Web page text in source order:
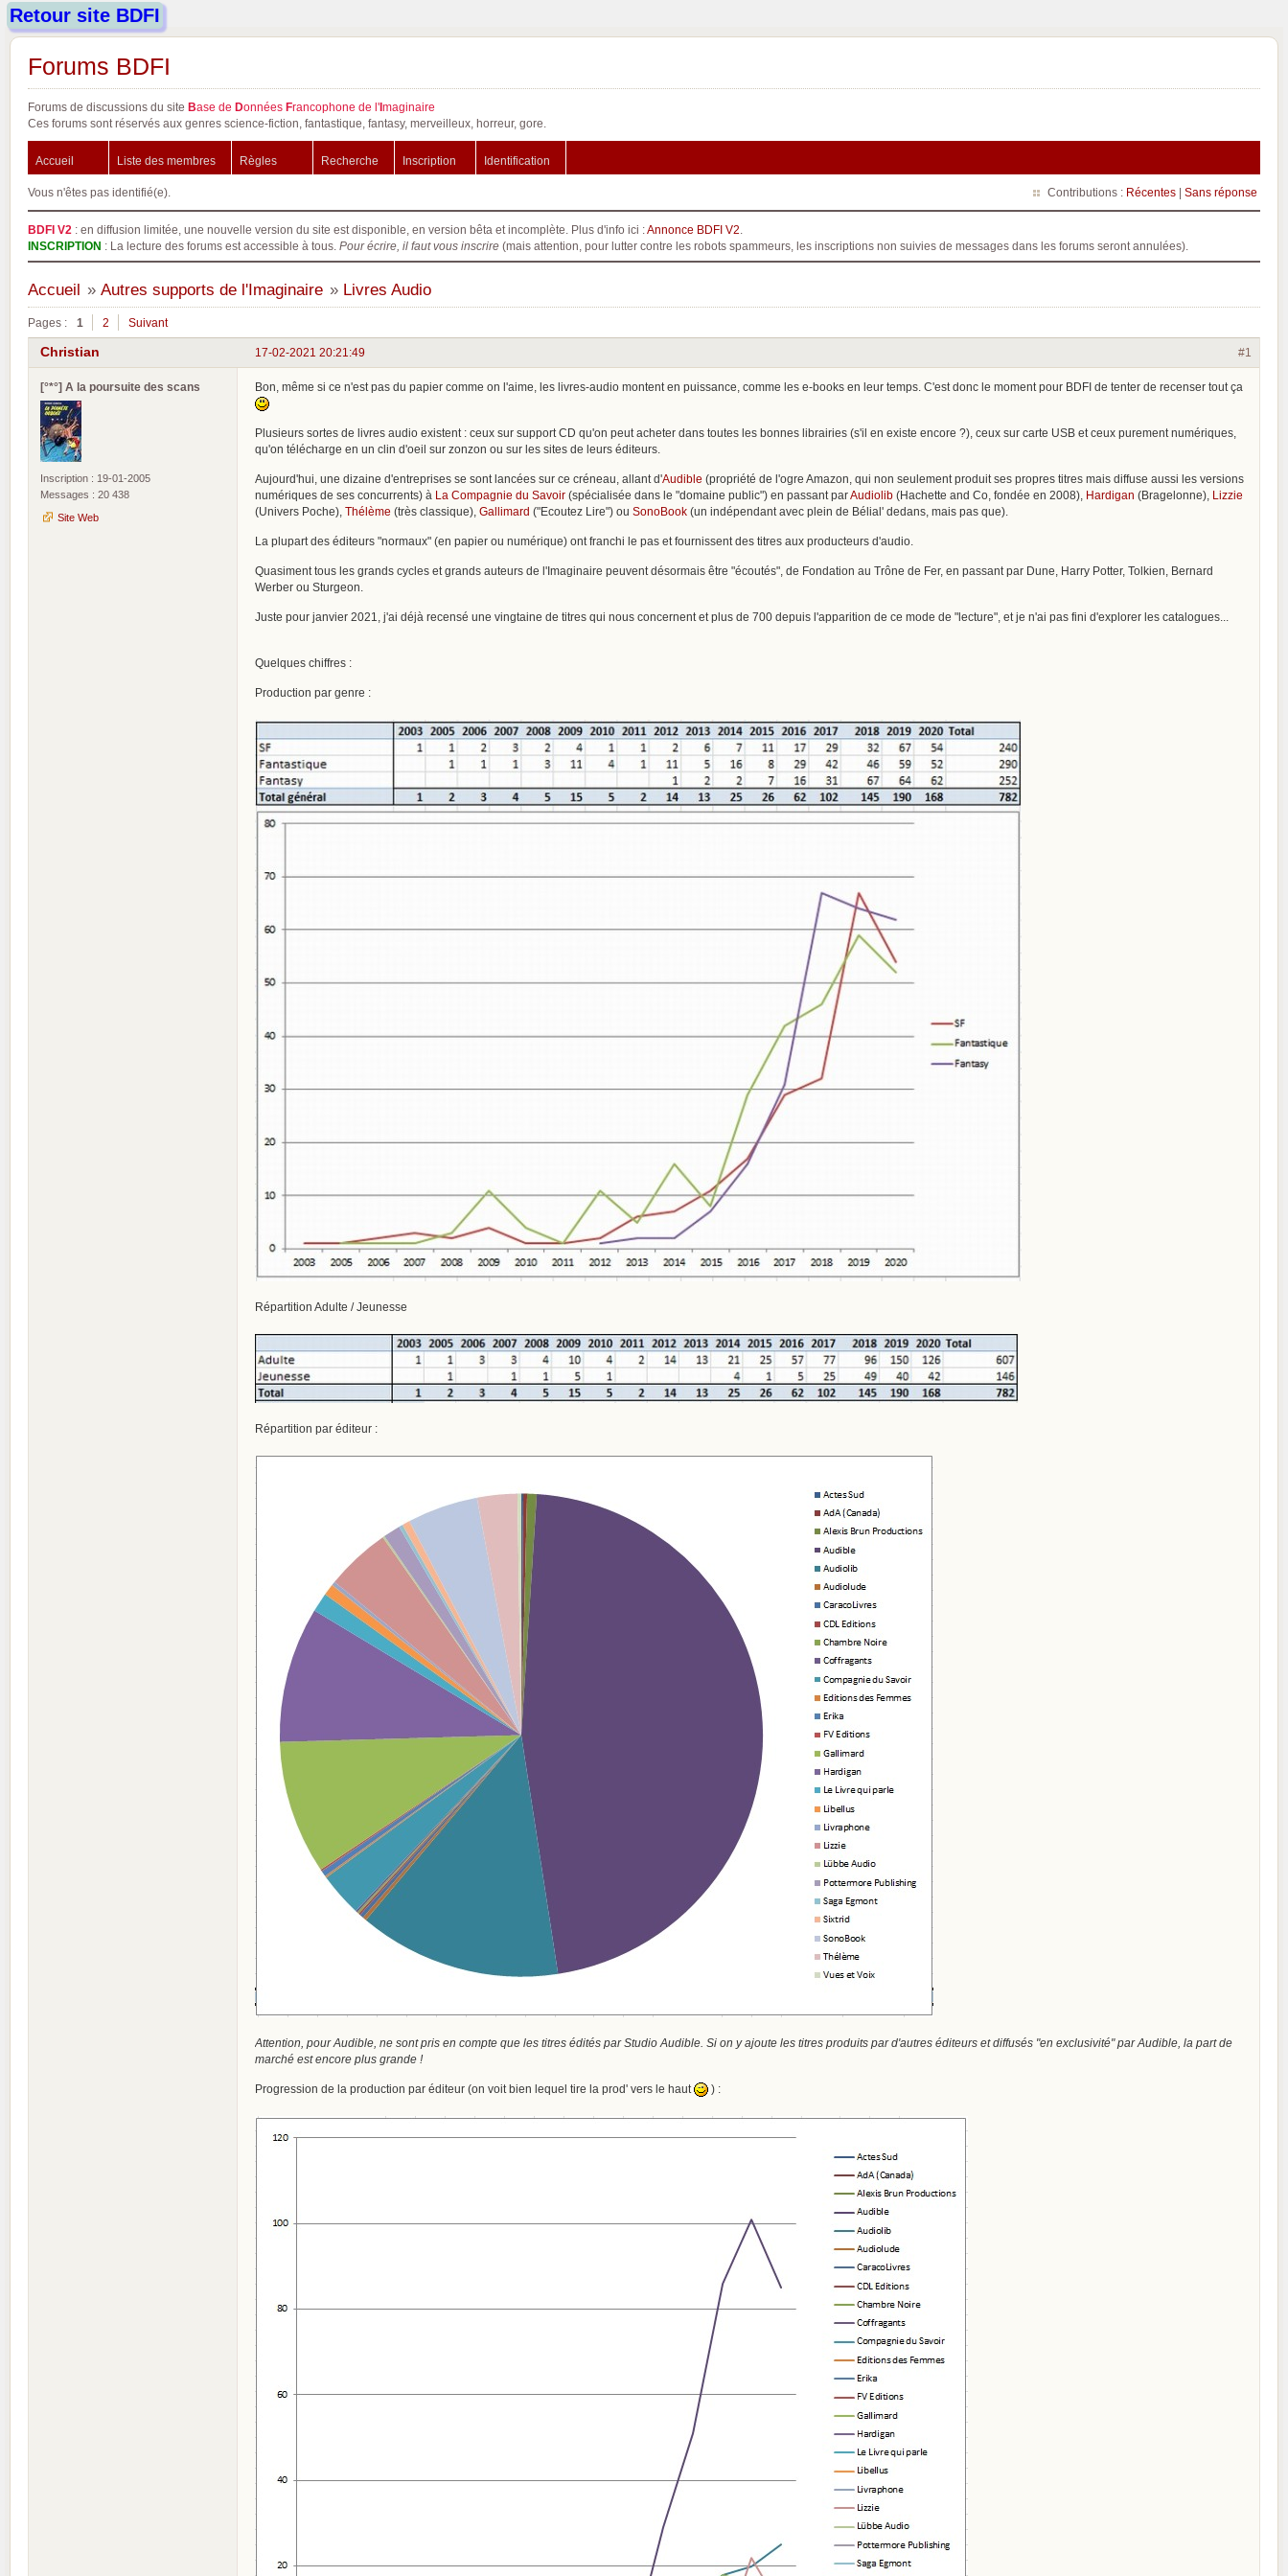
Retour site BDFI
Forums BDFI
Forums de discussions du site Base de Données Francophone de l'Imaginaire
Ces forums sont réservés aux genres science-fiction, fantastique, fantasy, merveilleux, horreur, gore.
Accueil Liste des membres Règles Recherche Inscription Identification
Vous n'êtes pas identifié(e). Contributions : Récentes | Sans réponse
BDFI V2 : en diffusion limitée, une nouvelle version du site est disponible, en version bêta et incomplète. Plus d'info ici :Annonce BDFI V2
INSCRIPTION : La lecture des forums est accessible à tous. Pour écrire, il faut vous inscrire (mais attention, pour lutter contre les robots spammeurs, les inscriptions non suivies de messages dans les forums seront annulées).
Accueil » Autres supports de l'Imaginaire » Livres Audio
Pages : 1 2 Suivant
#1
17-02-2021 20:21:49
Christian
[°*°] A la poursuite des scans
Inscription : 19-01-2005
Messages : 20 438
Site Web
Bon, même si ce n'est pas du papier comme on l'aime, les livres-audio montent en puissance, comme les e-books en leur temps. C'est donc le moment pour BDFI de tenter de recenser tout ça
Plusieurs sortes de livres audio existent : ceux sur support CD qu'on peut acheter dans toutes les bonnes librairies (s'il en existe encore ?), ceux sur carte USB et ceux purement numériques,
qu'on télécharge en un clin d'oeil sur zonzon ou sur les sites de leurs éditeurs.
Aujourd'hui, une dizaine d'entreprises se sont lancées sur ce créneau, allant d'Audible (propriété de l'ogre Amazon, qui non seulement produit ses propres titres mais diffuse aussi les versions
numériques de ses concurrents) à La Compagnie du Savoir (spécialisée dans le "domaine public") en passant parAudiolib (Hachette and Co, fondée en 2008), Hardigan (Bragelonne), Lizzie
(Univers Poche), Thélème (très classique), Gallimard ("Ecoutez Lire") ou SonoBook (un indépendant avec plein de Bélial' dedans, mais pas que).
La plupart des éditeurs "normaux" (en papier ou numérique) ont franchi le pas et fournissent des titres aux producteurs d'audio.
Quasiment tous les grands cycles et grands auteurs de l'Imaginaire peuvent désormais être "écoutés", de Fondation au Trône de Fer, en passant par Dune, Harry Potter, Tolkien, Bernard
Werber ou Sturgeon.
Juste pour janvier 2021, j'ai déjà recensé une vingtaine de titres qui nous concernent et plus de 700 depuis l'apparition de ce mode de "lecture", et je n'ai pas fini d'explorer les catalogues...
Quelques chiffres :
Production par genre :
Répartition Adulte / Jeunesse
Répartition par éditeur :
Attention, pour Audible, ne sont pris en compte que les titres édités par Studio Audible. Si on y ajoute les titres produits par d'autres éditeurs et diffusés "en exclusivité" par Audible, la part de
marché est encore plus grande !
Progression de la production par éditeur (on voit bien lequel tire la prod' vers le haut ) :